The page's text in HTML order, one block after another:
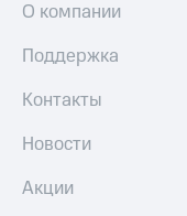
О компании
Поддержка
Контакты
Новости
Акции